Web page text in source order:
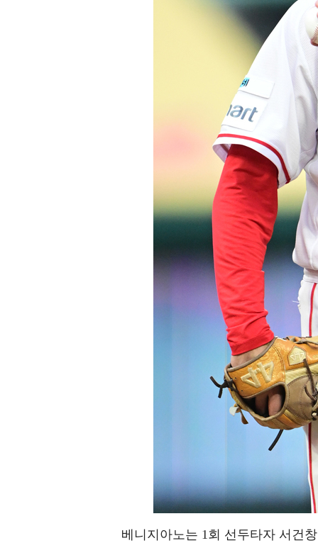
베니지아노는 1회 선두타자 서건